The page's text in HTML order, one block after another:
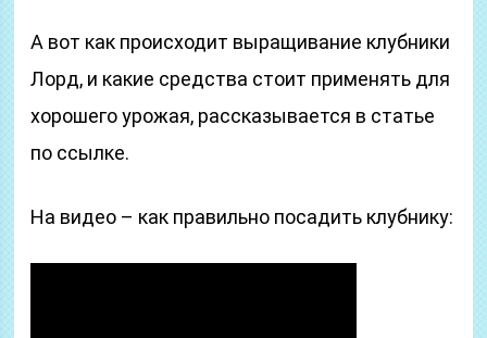
А вот как происходит выращивание клубники
Лорд, и какие средства стоит применять для
хорошего урожая, рассказывается в статье
по ссылке.
На видео – как правильно посадить клубнику: